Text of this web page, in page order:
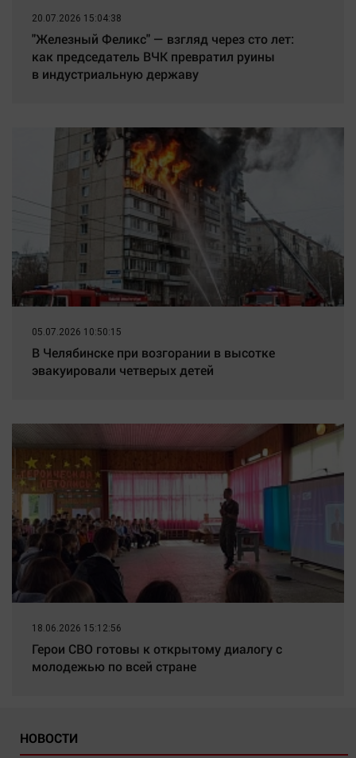
20.07.2026 15:04:38
"Железный Феликс" — взгляд через сто лет:
как председатель ВЧК превратил руины
в индустриальную державу
05.07.2026 10:50:15
В Челябинске при возгорании в высотке
эвакуировали четверых детей
18.06.2026 15:12:56
Герои СВО готовы к открытому диалогу с
молодежью по всей стране
НОВОСТИ